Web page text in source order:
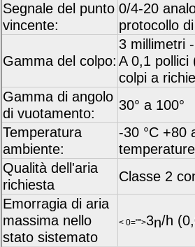
Segnale del punto
vincente:
0/4-20
protocollo
Gamma del colpo:
3 millimetri
A 0,1 pollici
colpi a
Gamma di angolo
di vuotamento:
30° a 100°
Temperatura
ambiente:
-30 °C +80
Qualità dell'aria
richiesta
Classe 2
Emorragia di aria
massima nello
stato sistemato
< 0="">3n/h